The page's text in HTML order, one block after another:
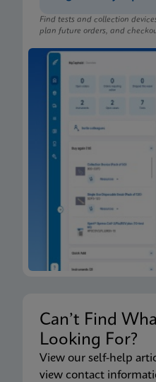
Find tests and collection
plan future orders, and
Can’t Find
Looking For?
View our self-help
view contact